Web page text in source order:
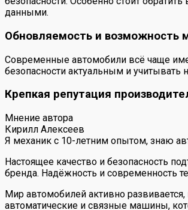
данными.
Обновляемость и возможность
Современные автомобили всё чаще
безопасности актуальным и учитывать
Крепкая репутация
Мнение автора
Кирилл Алексеев
Я механик с 10-летним опытом, знаю
Настоящее качество и безопасность
бренда. Надёжность и современность
Мир автомобилей активно
автоматические и связные машины,